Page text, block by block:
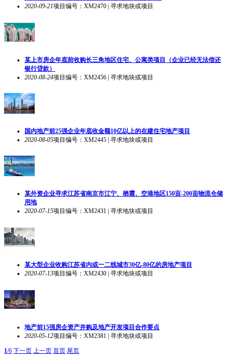
2020-09-21项目编号：XM2470 | 寻求地块或项目
某上市房企年底前收购长三角地区住宅、公寓类项目（企业已经无法偿还
银行贷款）
2020-08-24项目编号：XM2456 | 寻求地块或项目
国内地产前25强企业年底收金额10亿以上的在建住宅地产项目
2020-08-05项目编号：XM2445 | 寻求地块或项目
某外资企业寻求江苏省南京市江宁、栖霞、空港地区150亩-200亩物流仓储
用地
2020-07-15项目编号：XM2431 | 寻求地块或项目
某大型企业收购江苏省内或一二线城市30亿-80亿的房地产项目
2020-07-13项目编号：XM2430 | 寻求地块或项目
地产前15强房企资产并购及地产开发项目合作要点
2020-05-12项目编号：XM2381 | 寻求地块或项目
1/6 下一页 上一页 首页 尾页